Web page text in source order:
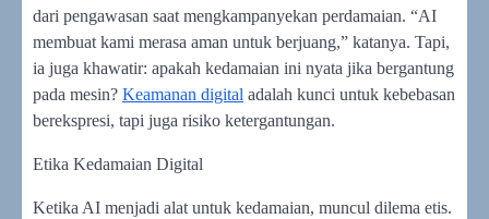
dari pengawasan saat mengkampanyekan perdamaian. “AI
membuat kami merasa aman untuk berjuang,” katanya. Tapi,
ia juga khawatir: apakah kedamaian ini nyata jika bergantung
pada mesin? Keamanan digital adalah kunci untuk kebebasan
berekspresi, tapi juga risiko ketergantungan.
Etika Kedamaian Digital
Ketika AI menjadi alat untuk kedamaian, muncul dilema etis.